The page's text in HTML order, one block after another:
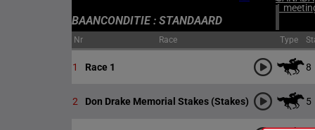
1
BAANCONDITIE : STANDAARD
Nr Race Type
1 Race 1 8
2 Don Drake Memorial Stakes (Stakes) 5